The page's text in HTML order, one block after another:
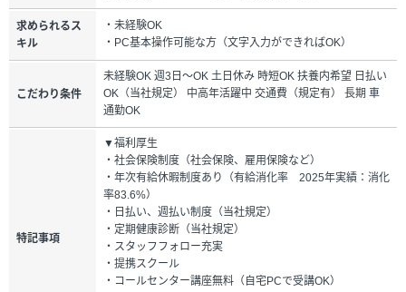
求められるス
キル
・未経験OK
・PC基本操作可能な方（文字入力ができればOK）
こだわり条件
未経験OK 週3日～OK 土日休み 時短OK 扶養内希望 日払い
OK（当社規定） 中高年活躍中 交通費（規定有） 長期 車
通勤OK
特記事項
▼福利厚生
・社会保険制度（社会保険、雇用保険など）
・年次有給休暇制度あり（有給消化率 2025年実績：消化
率83.6%）
・日払い、週払い制度（当社規定）
・定期健康診断（当社規定）
・スタッフフォロー充実
・提携スクール
・コールセンター講座無料（自宅PCで受講OK）